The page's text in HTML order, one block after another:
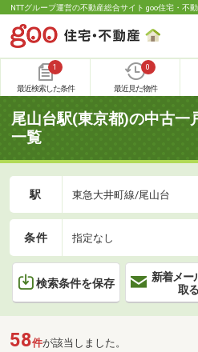
NTTグループ運営の不動産総合サイト goo住宅・不
1
最近検索した条件
0
最近見た物件
尾山台駅(東京都)の中古一
一覧
駅 東急大井町線/尾山台
条件 指定なし
検索条件を保存
新着メー
取る
58件が該当しました。